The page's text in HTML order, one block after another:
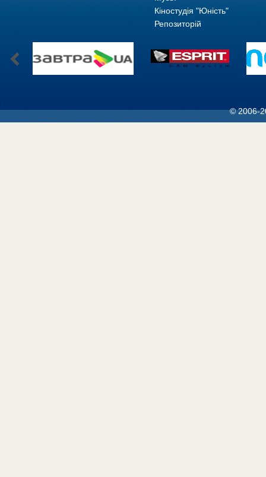
Кіностудія "Юність"
Репозиторій
© 2006-